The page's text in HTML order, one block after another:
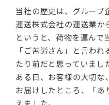
当社の歴史は、グループ
運送株式会社の運送業か
というと、荷物を運んで
「ご苦労さん」と言わ
たり前だと思っていまし
ある日、お客様の大切な
お届けしたところ、「あ